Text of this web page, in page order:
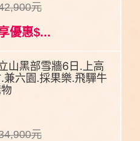
元
優惠$...
山黑部雪牆6日.上高
六園.採果樂.飛驒牛
元